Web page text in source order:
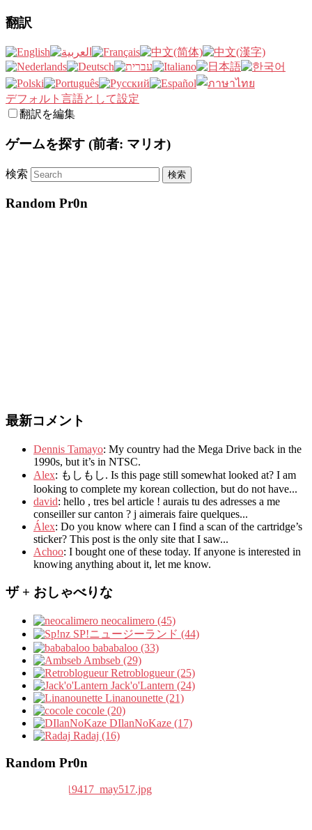
翻訳
デフォルト言語として設定
翻訳を編集
ゲームを探す (前者: マリオ)
検索
Random Pr0n
最新コメント
Dennis Tamayo: My country had the Mega Drive back in the
1990s, but it’s in NTSC.
Alex: もしもし. Is this page still somewhat looked at? I am
looking to complete my korean collection, but do not have...
david: hello , tres bel article ! aurais tu des adresses a me
conseiller sur canton ? j aimerais faire quelques...
Álex: Do you know where can I find a scan of the cartridge’s
sticker? This post is the only site that I saw...
Achoo: I bought one of these today. If anyone is interested in
knowing anything about it, let me know.
ザ + おしゃべりな
neocalimero (45)
SP!ニュージーランド (44)
bababaloo (33)
Ambseb (29)
Retroblogueur (25)
Jack'o'Lantern (24)
Linanounette (21)
cocole (20)
DIlanNoKaze (17)
Radaj (16)
Random Pr0n